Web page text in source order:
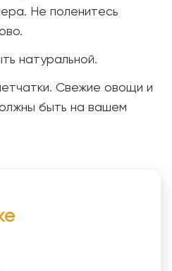
Не поленитесь
натуральной.
Свежие овощи и
быть на вашем